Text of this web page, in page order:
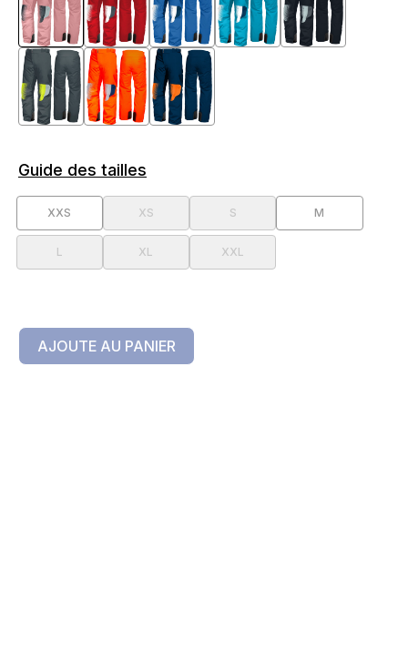
Guide des tailles
XXS XS S M
L XL XXL
AJOUTE AU PANIER